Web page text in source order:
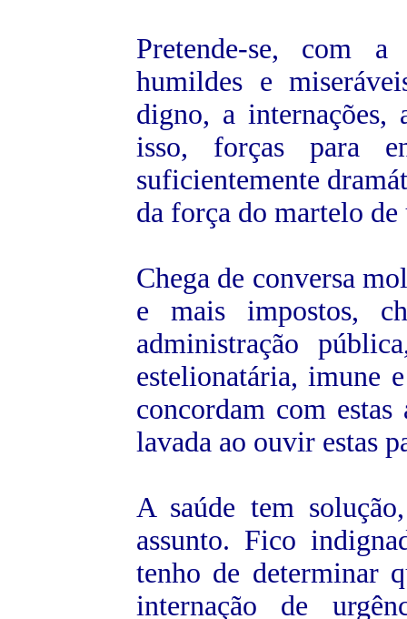
Pretende-se, com
humildes e
digno, a internações,
isso, forças para
suficientemente
da força do martelo
Chega de conversa
e mais impostos,
administração
estelionatária, imune
concordam com
lavada ao ouvir estas
A saúde tem
assunto. Fico
tenho de determinar
internação de